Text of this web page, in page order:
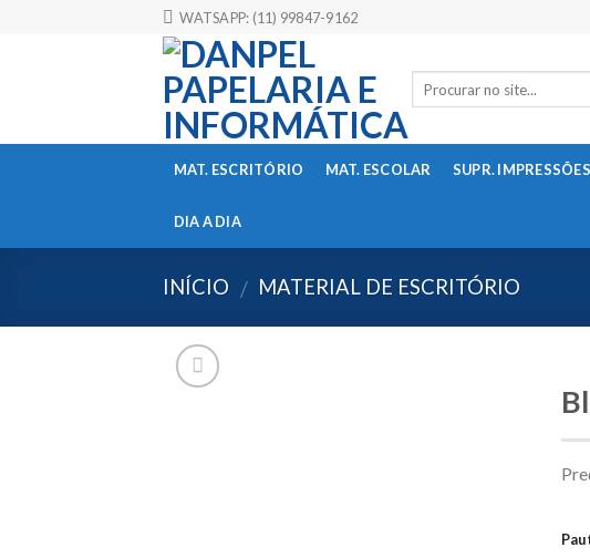
WATSAPP: (11) 99847-9162
MAT. ESCRITÓRIO MAT. ESCOLAR SUPR. IMPRESSÕES
DIA A DIA
INÍCIO / MATERIAL DE ESCRITÓRIO